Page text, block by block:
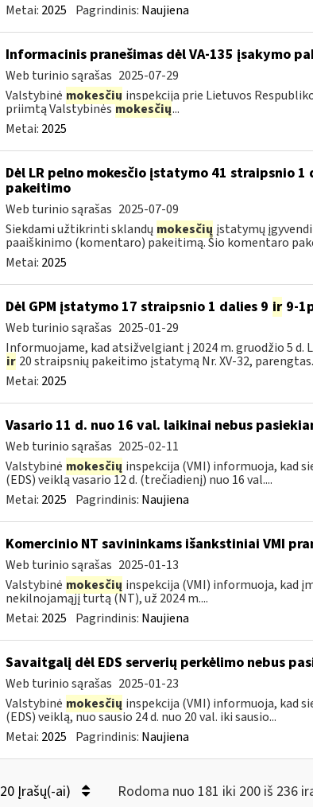
Metai: 2025 Pagrindinis: Naujiena
Informacinis pranešimas dėl VA-135 įsakymo
Web turinio sąrašas 2025-07-29
Valstybinė mokesčių inspekcija prie Lietuvos
priimtą Valstybinėsmokesčių...
Metai: 2025
Dėl LR pelno mokesčio įstatymo 41 straipsnio
pakeitimo
Web turinio sąrašas 2025-07-09
Siekdami užtikrinti sklandų mokesčių įstatymų
paaiškinimo (komentaro) pakeitimą. Šio komentaro
Metai: 2025
Dėl GPM įstatymo 17 straipsnio 1 dalies 9 ir9-
Web turinio sąrašas 2025-01-29
Informuojame, kad atsižvelgiant į 2024 m. gruodžio 5
ir 20 straipsnių pakeitimo įstatymą Nr. XV-32,
Metai: 2025
Vasario 11 d. nuo 16 val. laikinai nebus
Web turinio sąrašas 2025-02-11
Valstybinė mokesčių inspekcija (VMI) informuoja, kad
(EDS) veiklą vasario 12 d. (trečiadienį) nuo 16 val....
Metai: 2025 Pagrindinis: Naujiena
Komercinio NT savininkams išankstiniai VMI
Web turinio sąrašas 2025-01-13
Valstybinė mokesčių inspekcija (VMI) informuoja, kad
nekilnojamąjį turtą (NT), už 2024 m....
Metai: 2025 Pagrindinis: Naujiena
Savaitgalį dėl EDS serverių perkėlimo nebus
Web turinio sąrašas 2025-01-23
Valstybinė mokesčių inspekcija (VMI) informuoja, kad
(EDS) veiklą, nuo sausio 24 d. nuo 20 val. iki sausio...
Metai: 2025 Pagrindinis: Naujiena
20 Įrašų(-ai) Rodoma nuo 181 iki 200 iš 236